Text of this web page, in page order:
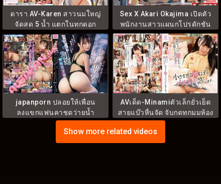
ดารา AV-Karen สาวนมใหญ่
จัดสด 5 น้ำ แตกในทุกดอก
PPPE-374
Sex X Akari Okajima เปิดตัว
พนักงานสาวแผนกโปรดักชัน
SDJS-351v
japanporn ปลอยให้เพื่อน
ลงแขกแฟนคาชุดว่ายน้ำ
MIAB-171
AVเด็ด-Minamiตัวเล็กยั่วเย็ด
สายแบ๊วหื่นจัด จับกดทุกมุมห้อง
PIYO-217
Show more related videos